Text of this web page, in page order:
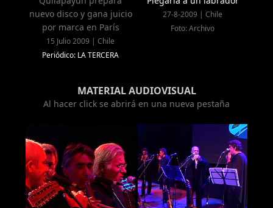
nuevo disco y gana juicio
por marca en París
15 Julio 2009 | Chile
Periódico: LA TERCERA
27-8-2009 | Chile
Foto: Archivo
MATERIAL AUDIOVISUAL
Al hacer click se abrirá en una nueva pestaña